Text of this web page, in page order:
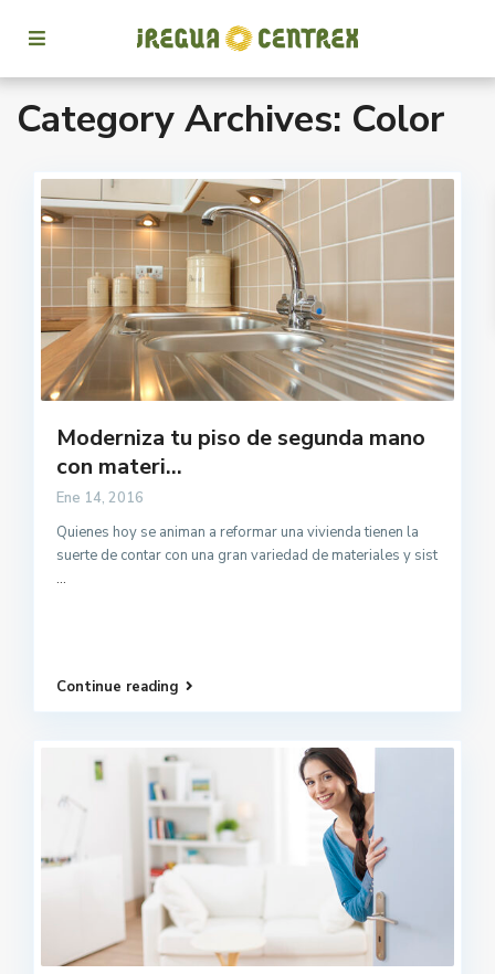
Category Archives: Color
Moderniza tu piso de segunda mano
con materi...
Ene 14, 2016
Quienes hoy se animan a reformar una vivienda tienen la
suerte de contar con una gran variedad de materiales y sist
...
Continue reading